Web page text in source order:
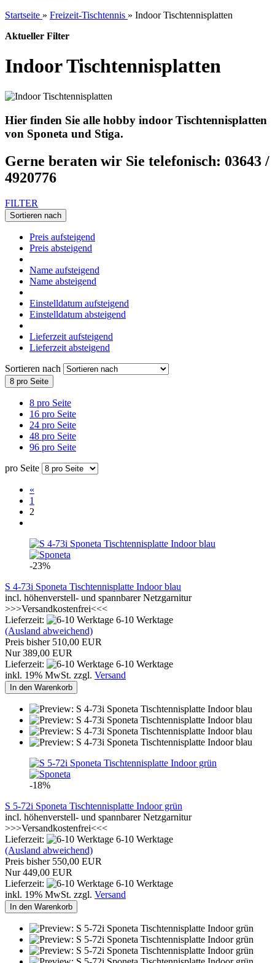
Startseite » Freizeit-Tischtennis » Indoor Tischtennisplatten
Aktueller Filter
Indoor Tischtennisplatten
Hier finden Sie alle hobby indoor Tischtennisplatten
von Sponeta und Stiga.
Gerne beraten wir Sie telefonisch: 03643 /
4920776
FILTER
Sortieren nach
Preis aufsteigend
Preis absteigend
Name aufsteigend
Name absteigend
Einstelldatum aufsteigend
Einstelldatum absteigend
Lieferzeit aufsteigend
Lieferzeit absteigend
Sortieren nach
8 pro Seite
8 pro Seite
16 pro Seite
24 pro Seite
48 pro Seite
96 pro Seite
pro Seite
«
1
2
-23%
S 4-73i Sponeta Tischtennisplatte Indoor blau
incl. höhenverstell- und spannbarer Netzgarnitur
>>>Versandkostenfrei<<<
Lieferzeit:
6-10 Werktage
(Ausland abweichend)
Preis bisher 510,00 EUR
Nur 389,00 EUR
Lieferzeit:
6-10 Werktage
inkl. 19% MwSt. zzgl. Versand
In den Warenkorb
-18%
S 5-72i Sponeta Tischtennisplatte Indoor grün
incl. höhenverstell- und spannbarer Netzgarnitur
>>>Versandkostenfrei<<<
Lieferzeit:
6-10 Werktage
(Ausland abweichend)
Preis bisher 550,00 EUR
Nur 449,00 EUR
Lieferzeit:
6-10 Werktage
inkl. 19% MwSt. zzgl. Versand
In den Warenkorb